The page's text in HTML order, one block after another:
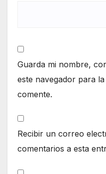
Guarda mi nombre,
este navegador para
comente.
Recibir un correo
comentarios a esta